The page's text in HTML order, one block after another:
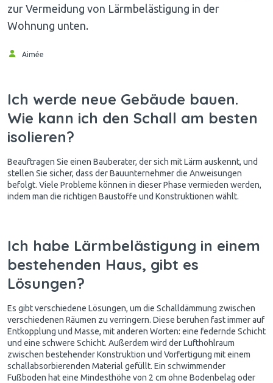
zur Vermeidung von Lärmbelästigung in der
Wohnung unten.
Aimée
Ich werde neue Gebäude bauen.
Wie kann ich den Schall am besten
isolieren?
Beauftragen Sie einen Bauberater, der sich mit Lärm auskennt, und
stellen Sie sicher, dass der Bauunternehmer die Anweisungen
befolgt. Viele Probleme können in dieser Phase vermieden werden,
indem man die richtigen Baustoffe und Konstruktionen wählt.
Ich habe Lärmbelästigung in einem
bestehenden Haus, gibt es
Lösungen?
Es gibt verschiedene Lösungen, um die Schalldämmung zwischen
verschiedenen Räumen zu verringern. Diese beruhen fast immer auf
Entkopplung und Masse, mit anderen Worten: eine federnde Schicht
und eine schwere Schicht. Außerdem wird der Lufthohlraum
zwischen bestehender Konstruktion und Vorfertigung mit einem
schallabsorbierenden Material gefüllt. Ein schwimmender
Fußboden hat eine Mindesthöhe von 2 cm ohne Bodenbelag oder